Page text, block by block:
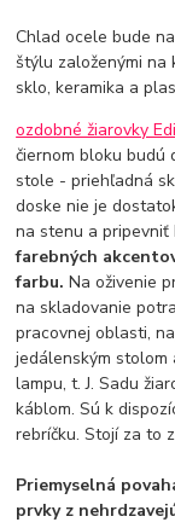
Chlad ocele bude
štýlu založenými na
sklo, keramika a
ozdobné žiarovky
čiernom bloku budú
stole - priehľadná
doske nie je
na stenu a pripevniť
farebných
farbu.Na oživenie
na skladovanie
pracovnej oblasti,
jedálenským stolom
lampu, t. J. Sadu
káblom. Sú k
rebríčku. Stojí za to
Priemyselná
prvky z